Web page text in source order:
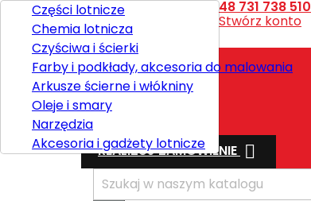
Kontakt Telefon:+48 731 738 510
Witaj,
Stwórz konto
Polski
Wysyłka
Razem
REALIZUJ ZAMÓWIENIE 
Części lotnicze
Chemia lotnicza
Czyściwa i ścierki
Farby i podkłady, akcesoria do malowania
Arkusze ścierne i włókniny
Oleje i smary
Narzędzia
Akcesoria i gadżety lotnicze